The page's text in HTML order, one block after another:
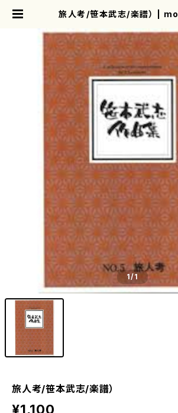
旅人考/笹本武志/楽譜） |
1/1
旅人考/笹本武志/楽譜）
¥1,100